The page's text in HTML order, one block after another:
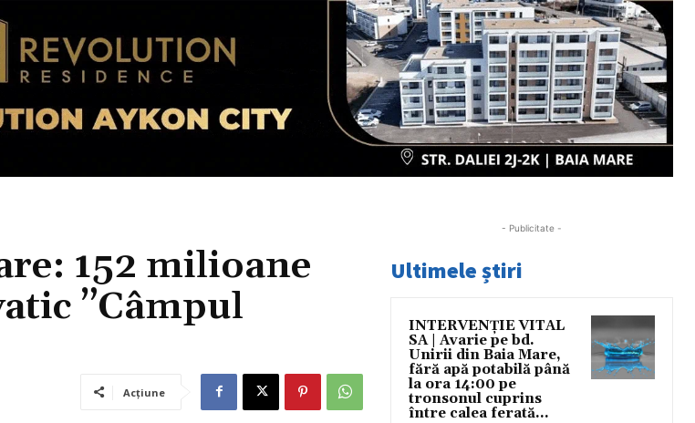
152 milioane
”Câmpul
Acțiune
- Publicitate -
Ultimele știri
INTERVENȚIE VITAL
SA | Avarie pe bd.
Unirii din Baia Mare,
fără apă potabilă până
la ora 14:00 pe
tronsonul cuprins
între calea ferată...